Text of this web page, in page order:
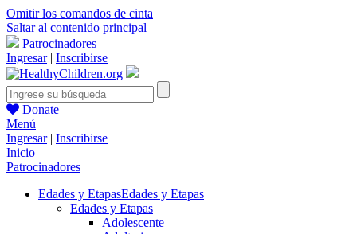
Omitir los comandos de cinta
Saltar al contenido principal
Patrocinadores
Ingresar| Inscribirse
Donate
Menú
Ingresar| Inscribirse
Inicio
Patrocinadores
Edades y EtapasEdades y Etapas
Edades y Etapas
Adolescente